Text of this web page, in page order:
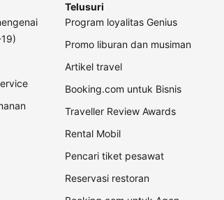
Telusuri
Program loyalitas Genius
Promo liburan dan musiman
Artikel travel
Booking.com untuk Bisnis
Traveller Review Awards
Rental Mobil
Pencari tiket pesawat
Reservasi restoran